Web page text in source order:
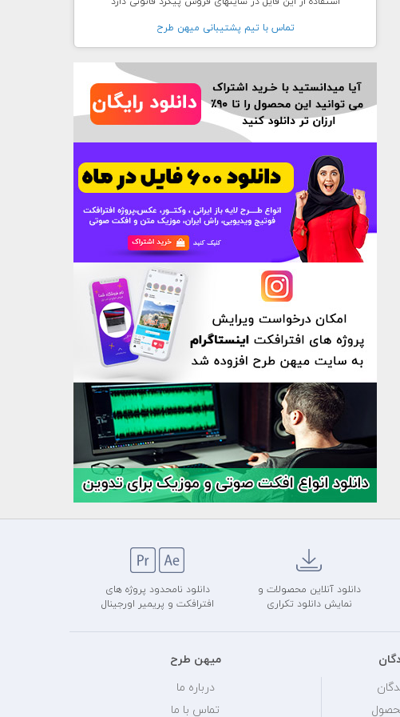
تماس با تيم پشتيبانی ميهن طرح
دانلود آنلاین محصولات و
نمایش دانلود تکراری
دانلود نامحدود پروژه های
افترافکت و پریمیر اورجینال
میهن طرح
درباره ما
تماس با ما